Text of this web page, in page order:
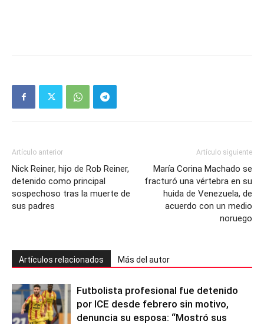
Artículo anterior
Nick Reiner, hijo de Rob Reiner,
detenido como principal
sospechoso tras la muerte de
sus padres
Artículo siguiente
María Corina Machado se
fracturó una vértebra en su
huida de Venezuela, de
acuerdo con un medio
noruego
Artículos relacionados Más del autor
Futbolista profesional fue detenido
por ICE desde febrero sin motivo,
denuncia su esposa: “Mostró sus